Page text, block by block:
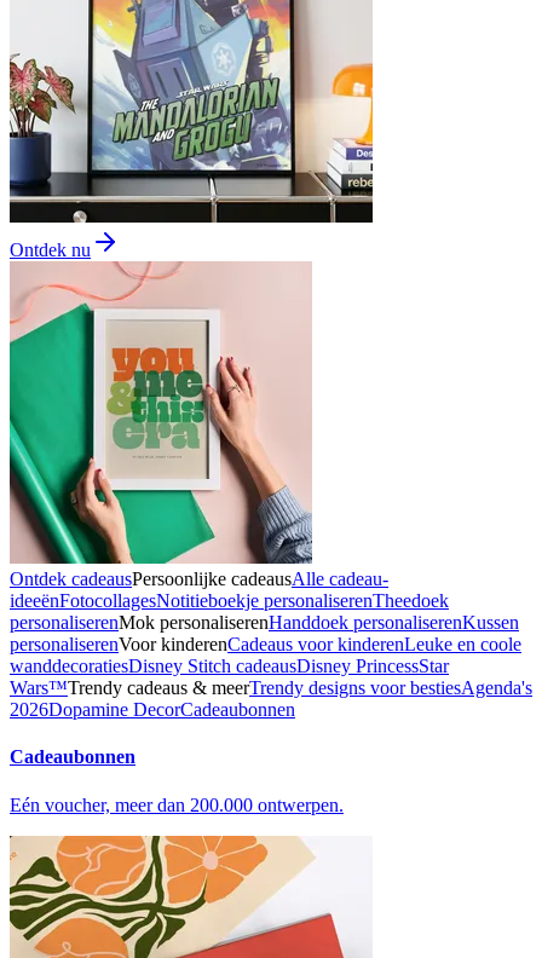
Ontdek nu
Ontdek cadeausPersoonlijke cadeausAlle cadeau-
ideeënFotocollagesNotitieboekje personaliserenTheedoek
personaliserenMok personaliserenHanddoek personaliserenKussen
personaliserenVoor kinderenCadeaus voor kinderenLeuke en coole
wanddecoratiesDisney Stitch cadeausDisney PrincessStar
Wars™Trendy cadeaus & meerTrendy designs voor bestiesAgenda's
2026Dopamine DecorCadeaubonnen
Cadeaubonnen
Eén voucher, meer dan 200.000 ontwerpen.